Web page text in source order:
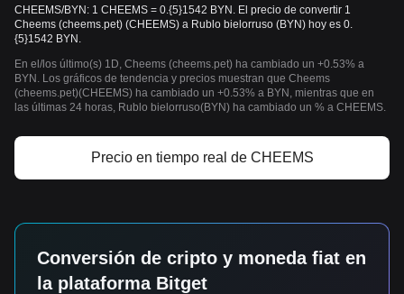
CHEEMS/BYN: 1 CHEEMS = 0.{5}1542 BYN. El precio de convertir 1
Cheems (cheems.pet) (CHEEMS) a Rublo bielorruso (BYN) hoy es 0.
{5}1542 BYN.
En el/los último(s) 1D, Cheems (cheems.pet) ha cambiado un +0.53% a
BYN. Los gráficos de tendencia y precios muestran que Cheems
(cheems.pet)(CHEEMS) ha cambiado un +0.53% a BYN, mientras que en
las últimas 24 horas, Rublo bielorruso(BYN) ha cambiado un % a CHEEMS.
Precio en tiempo real de CHEEMS
Conversión de cripto y moneda fiat en
la plataforma Bitget